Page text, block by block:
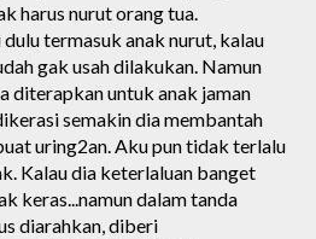
harus nurut orang tua.
termasuk anak nurut, kalau
gak usah dilakukan. Namun
diterapkan untuk anak jaman
semakin dia membantah
uring2an. Aku pun tidak terlalu
Kalau dia keterlaluan banget
keras...namun dalam tanda
diarahkan, diberi